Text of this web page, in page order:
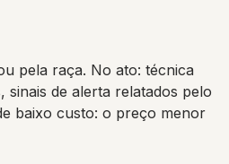
pela raça. No ato: técnica
sinais de alerta relatados pelo
baixo custo: o preço menor